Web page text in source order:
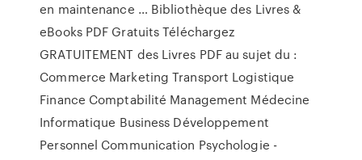
en maintenance … Bibliothèque des Livres &
eBooks PDF Gratuits Téléchargez
GRATUITEMENT des Livres PDF au sujet du :
Commerce Marketing Transport Logistique
Finance Comptabilité Management Médecine
Informatique Business Développement
Personnel Communication Psychologie -